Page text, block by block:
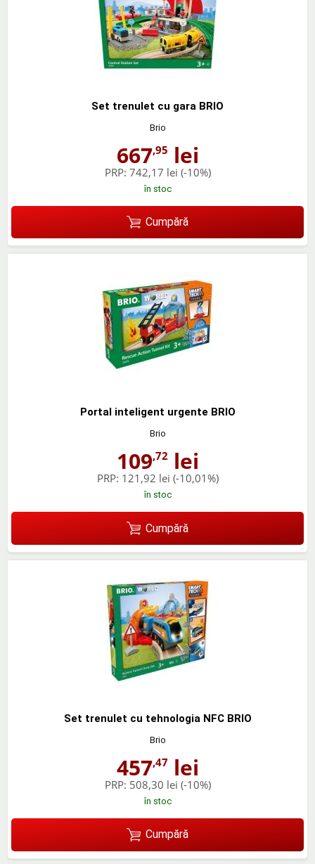
Set trenulet cu gara BRIO
Brio
667,95 lei
PRP: 742,17 lei (-10%)
în stoc
Cumpără
Portal inteligent urgente BRIO
Brio
109,72lei
PRP: 121,92 lei (-10,01%)
în stoc
Cumpără
Set trenulet cu tehnologia NFC BRIO
Brio
457,47lei
PRP: 508,30 lei (-10%)
în stoc
Cumpără